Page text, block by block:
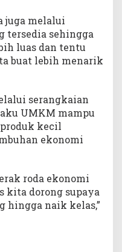
juga melalui
tersedia sehingga
luas dan tentu
buat lebih menarik
serangkaian
UMKM mampu
kecil
ekonomi
roda ekonomi
kita dorong supaya
hingga naik kelas,”